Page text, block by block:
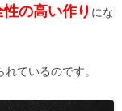
の高い作り にな
ているのです。